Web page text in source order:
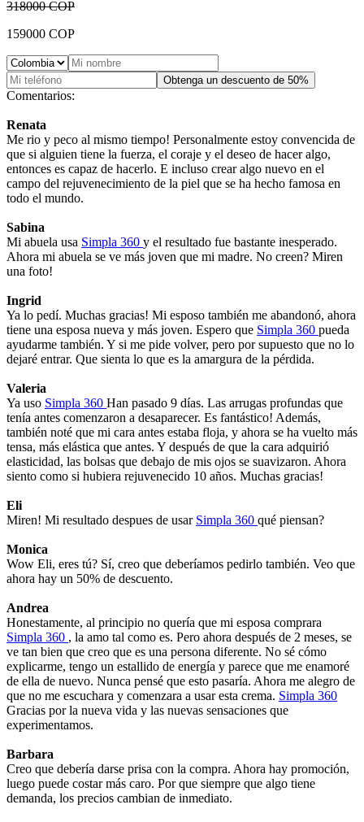
318000COP
159000 COP
Obtenga un descuento de 50%
Comentarios:
Renata
Me rio y peco al mismo tiempo! Personalmente estoy convencida de
que si alguien tiene la fuerza, el coraje y el deseo de hacer algo,
entonces es capaz de hacerlo. E incluso crear algo nuevo en el
campo del rejuvenecimiento de la piel que se ha hecho famosa en
todo el mundo.
Sabina
Mi abuela usa Simpla 360 y el resultado fue bastante inesperado.
Ahora mi abuela se ve más joven que mi madre. No creen? Miren
una foto!
Ingrid
Ya lo pedí. Muchas gracias! Mi esposo también me abandonó, ahora
tiene una esposa nueva y más joven. Espero que Simpla 360 pueda
ayudarme también. Y si me pide volver, pero por supuesto que no lo
dejaré entrar. Que sienta lo que es la amargura de la pérdida.
Valeria
Ya uso Simpla 360 Han pasado 9 días. Las arrugas profundas que
tenía antes comenzaron a desaparecer. Es fantástico! Además,
también noté que mi cara antes estaba floja, y ahora se ha vuelto más
tensa, más elástica que antes. Y después de que la cara adquirió
elasticidad, las bolsas que debajo de mis ojos se suavizaron. Ahora
siento como si hubiera rejuvenecido 10 años. Muchas gracias!
Eli
Miren! Mi resultado despues de usar Simpla 360 qué piensan?
Monica
Wow Eli, eres tú? Sí, creo que deberíamos pedirlo también. Veo que
ahora hay un 50% de descuento.
Andrea
Honestamente, al principio no quería que mi esposa comprara
Simpla 360 , la amo tal como es. Pero ahora después de 2 meses, se
ve tan bien que creo que es una persona diferente. No sé cómo
explicarme, tengo un estallido de energía y parece que me enamoré
de ella de nuevo. Nunca pensé que esto pasaría. Ahora me alegro de
que no me escuchara y comenzara a usar esta crema. Simpla 360
Gracias por la nueva vida y las nuevas sensaciones que
experimentamos.
Barbara
Creo que debería darse prisa con la compra. Ahora hay promoción,
luego puede costar más caro. Por que siempre que algo tiene
demanda, los precios cambian de inmediato.